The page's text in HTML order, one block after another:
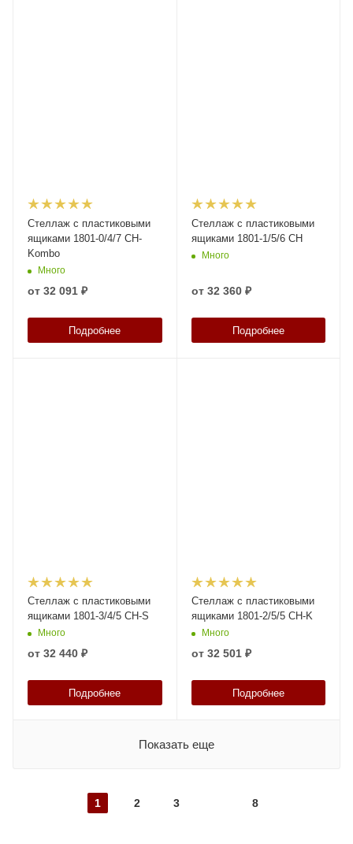
Стеллаж с пластиковыми
ящиками 1801-0/4/7 CH-
Kombo
Много
от 32 091 ₽
Подробнее
Стеллаж с пластиковыми
ящиками 1801-1/5/6 CH
Много
от 32 360 ₽
Подробнее
Стеллаж с пластиковыми
ящиками 1801-3/4/5 CH-S
Много
от 32 440 ₽
Подробнее
Стеллаж с пластиковыми
ящиками 1801-2/5/5 CH-K
Много
от 32 501 ₽
Подробнее
Показать еще
1 2 3 8